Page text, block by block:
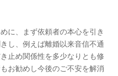
に、まず依頼者の本心を引き
し、例えば離婚以来音信不通
止め関係性を多少なりとも修
お勧めし今後のご不安を解消